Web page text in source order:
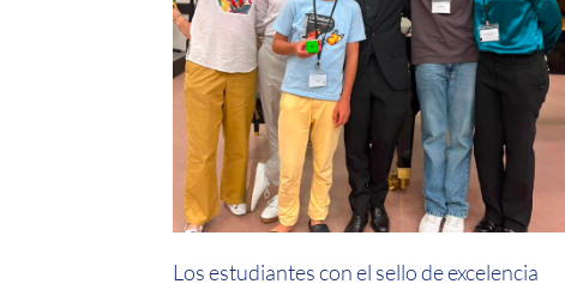
Los estudiantes con el sello de excelencia